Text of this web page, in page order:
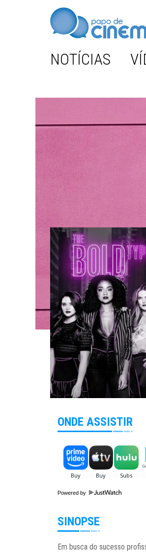
NOTÍCIAS
ONDE ASSISTIR
Powered by
SINOPSE
Em busca do sucesso